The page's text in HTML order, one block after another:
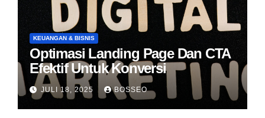
KEUANGAN & BISNIS
Optimasi Landing Page Dan CTA
Efektif Untuk Konversi
JULI 18, 2025 BOSSEO